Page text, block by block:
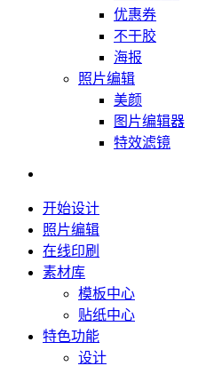
优惠券
不干胶
海报
照片编辑
美颜
图片编辑器
特效滤镜
开始设计
照片编辑
在线印刷
素材库
模板中心
贴纸中心
特色功能
设计